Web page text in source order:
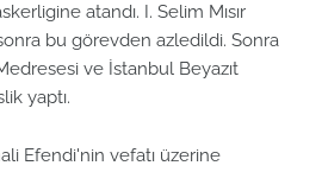
atandı. I. Selim Mısır
bu görevden azledildi. Sonra
ve İstanbul Beyazıt
yaptı.
Efendi'nin vefatı üzerine